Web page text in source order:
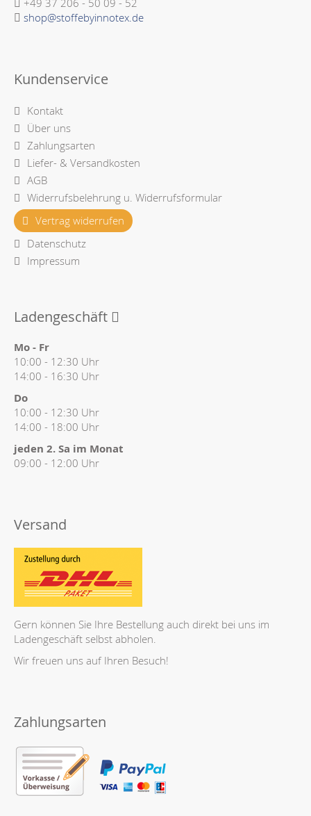
+49 37 206 - 50 09 - 52
shop@stoffebyinnotex.de
Kundenservice
Kontakt
Über uns
Zahlungsarten
Liefer- & Versandkosten
AGB
Widerrufsbelehrung u. Widerrufsformular
Vertrag widerrufen
Datenschutz
Impressum
Ladengeschäft
Mo - Fr
10:00 - 12:30 Uhr
14:00 - 16:30 Uhr
Do
10:00 - 12:30 Uhr
14:00 - 18:00 Uhr
jeden 2. Sa im Monat
09:00 - 12:00 Uhr
Versand
Gern können Sie Ihre Bestellung auch direkt bei uns im
Ladengeschäft selbst abholen.
Wir freuen uns auf Ihren Besuch!
Zahlungsarten